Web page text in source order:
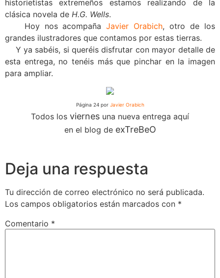
historietistas extremeños estamos realizando de la
clásica novela de H.G. Wells.
Hoy nos acompañaJavier Orabich, otro de los
grandes ilustradores que contamos por estas tierras.
Y ya sabéis, si queréis disfrutar con mayor detalle de
esta entrega, no tenéis más que pinchar en la imagen
para ampliar.
Página 24 por Javier Orabich
Todos los viernes una nueva entrega aquí
en el blog deexTreBeO
Deja una respuesta
Tu dirección de correo electrónico no será publicada.
Los campos obligatorios están marcados con *
Comentario *